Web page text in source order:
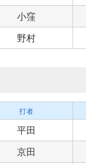
小窪
野村
打者
平田
京田